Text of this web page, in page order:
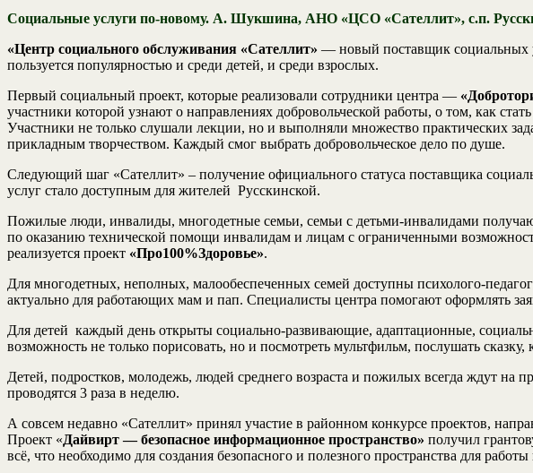
Социальные услуги по-новому. А. Шукшина, АНО «ЦСО «Сателлит», с.п.
«Центр социального обслуживания «Сателлит» — новый поставщик социальных
пользуется популярностью и среди детей, и среди взрослых.
Первый социальный проект, которые реализовали сотрудники центра —
участники которой узнают о направлениях добровольческой работы, о том, как
Участники не только слушали лекции, но и выполняли множество практических
прикладным творчеством. Каждый смог выбрать добровольческое дело по душе.
Следующий шаг «Сателлит» – получение официального статуса поставщика
услуг стало доступным для жителей Русскинской.
Пожилые люди, инвалиды, многодетные семьи, семьи с детьми-инвалидами
по оказанию технической помощи инвалидам и лицам с ограниченными
реализуется проект «Про100%Здоровье».
Для многодетных, неполных, малообеспеченных семей доступны психолого-
актуально для работающих мам и пап. Специалисты центра помогают оформлять
Для детей каждый день открыты социально-развивающие, адаптационные,
возможность не только порисовать, но и посмотреть мультфильм, послушать
Детей, подростков, молодежь, людей среднего возраста и пожилых всегда ждут на
проводятся 3 раза в неделю.
А совсем недавно «Сателлит» принял участие в районном конкурсе проектов,
Проект «Дайвирт — безопасное информационное пространство» получил
всё, что необходимо для создания безопасного и полезного пространства для